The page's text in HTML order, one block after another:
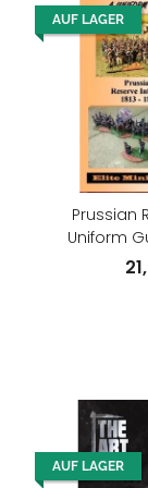
AUF LAGER
Prussian
Uniform
AUF LAGER